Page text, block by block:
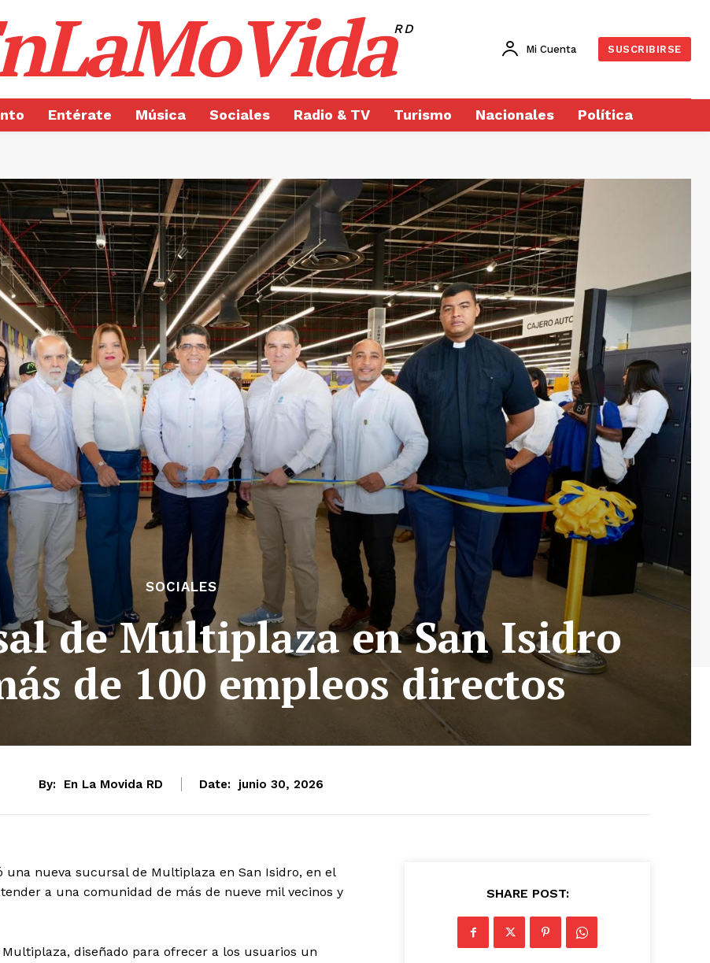
RD
Mi Cuenta SUSCRIBIRSE
Entérate Música Sociales Radio & TV Turismo Nacionales Política
SOCIALES
de Multiplaza en San Isidro
de 100 empleos directos
By: En La Movida RD Date: junio 30, 2026
una nueva sucursal de Multiplaza en San Isidro, en el
a una comunidad de más de nueve mil vecinos y
diseñado para ofrecer a los usuarios un
SHARE POST: